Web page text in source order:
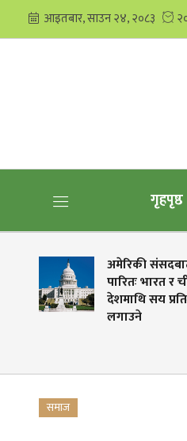
गृहपृष्ठ
अमेरिकी संसदबाट नयाँ
पारितः भारत र
देशमाथि सय प्रतिशत
लगाउने
समाज